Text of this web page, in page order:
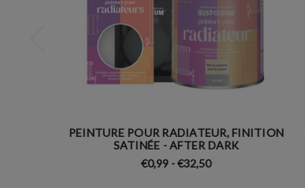
PEINTURE POUR RADIATEUR, FINITION
SATINÉE - AFTER DARK
€0,99 - €32,50